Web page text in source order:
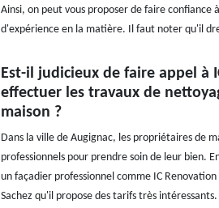
Ainsi, on peut vous proposer de faire confiance
d'expérience en la matière. Il faut noter qu'il
Est-il judicieux de faire appel à
effectuer les travaux de
maison ?
Dans la ville de Augignac, les propriétaires de
professionnels pour prendre soin de leur bien.
un façadier professionnel comme IC
Sachez qu'il propose des tarifs très